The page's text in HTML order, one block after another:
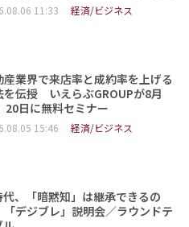
11:33 経済/ビジネス
産業界で来店率と成約率を上げる
を伝授 いえらぶGROUPが8月
20日に無料セミナー
15:46 経済/ビジネス
代、「暗黙知」は継承できるの
デジブレ」説明会／ラウンドテ